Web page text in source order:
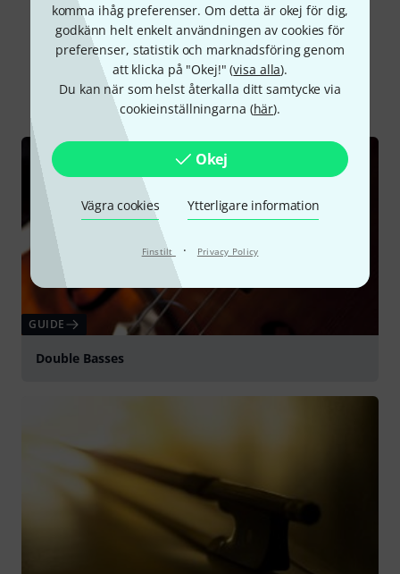
komma ihåg preferenser. Om detta är okej för dig,
godkänn helt enkelt användningen av cookies för
preferenser, statistik och marknadsföring genom
att klicka på "Okej!" (visa alla).
Du kan när som helst återkalla ditt samtycke via
cookieinställningarna (här).
Okej
Vägra cookies Ytterligare information
Finstilt · Privacy Policy
Visste du?
Alla Onlineguide
GUIDE
Double Basses